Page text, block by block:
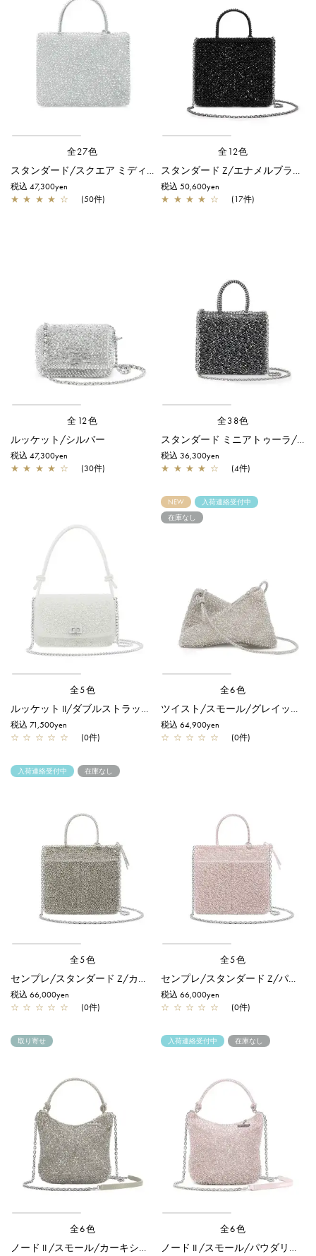
全27色
税込 47,300yen
★ ★ ★ ★ ☆ (50件)
全12色
税込 50,600yen
★ ★ ★ ★ ☆ (17件)
全12色
ルッケット/シルバー
税込 47,300yen
★ ★ ★ ★ ☆ (30件)
全38色
スタンダード ミニアトゥーラ/ネイビーシルバー
税込 36,300yen
★ ★ ★ ★ ☆ (4件)
全5色
ルッケット II/ダブルストラップ/ホワイト
税込 71,500yen
☆ ☆ ☆ ☆ ☆ (0件)
NEW
入荷連絡受付中
在庫なし
全6色
ツイスト/スモール/グレイッシュホワイトシルバー
税込 64,900yen
☆ ☆ ☆ ☆ ☆ (0件)
入荷連絡受付中 在庫なし
全5色
税込 66,000yen
☆ ☆ ☆ ☆ ☆ (0件)
全5色
税込 66,000yen
☆ ☆ ☆ ☆ ☆ (0件)
取り寄せ
全6色
ノード II /スモール/カーキシルバー
入荷連絡受付中 在庫なし
全6色
ノード II /スモール/パウダリーピンクシルバー